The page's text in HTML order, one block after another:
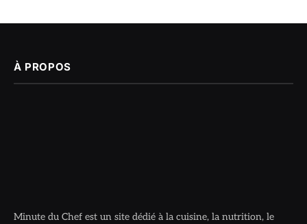
À PROPOS
Minute du Chef est un site dédié à la cuisine, la nutrition, le